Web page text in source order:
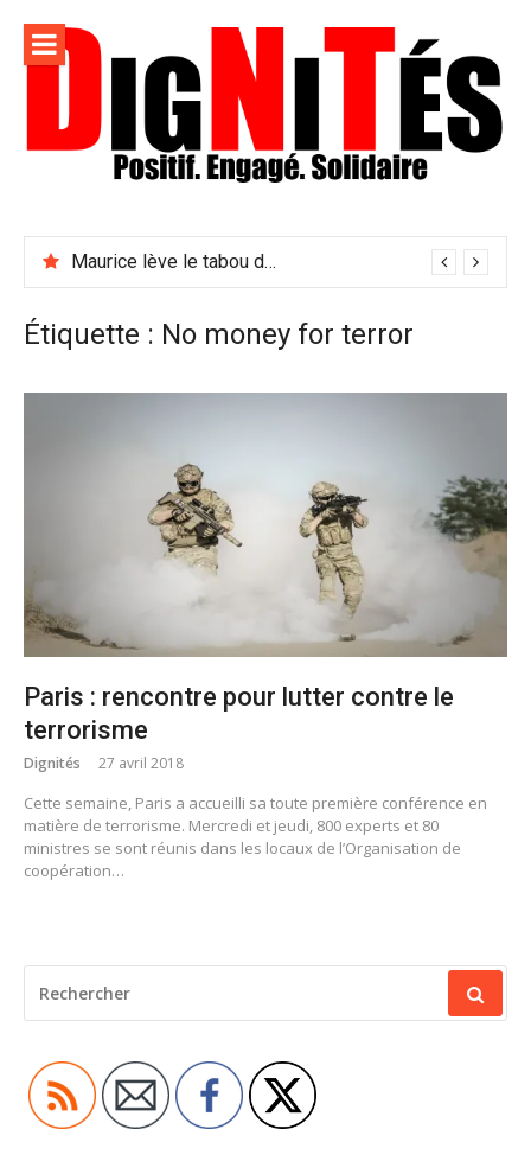
contenu
L'info
sociale,
solidaire
et
engagée
relayer ce qui fait avancer le monde
Maurice lève le tabou du viol conjugal
Étiquette : No money for terror
Paris : rencontre pour lutter contre le
terrorisme
Dignités 27 avril 2018
Cette semaine, Paris a accueilli sa toute première conférence en
matière de terrorisme. Mercredi et jeudi, 800 experts et 80
ministres se sont réunis dans les locaux de l’Organisation de
coopération…
POUR
: